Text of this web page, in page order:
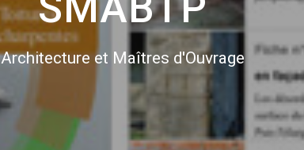
Architecture et Maîtres d'Ouvrage